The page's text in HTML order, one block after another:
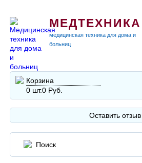
МЕДТЕХНИКА
медицинская техника для дома и
больниц
Корзина
0 шт.0 Руб.
Оставить отзыв